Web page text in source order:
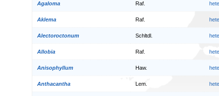
Agaloma Raf.
Aklema Raf.
Alectoroctonum Schltdl.
Allobia Raf.
Anisophyllum Haw.
Anthacantha Lem.